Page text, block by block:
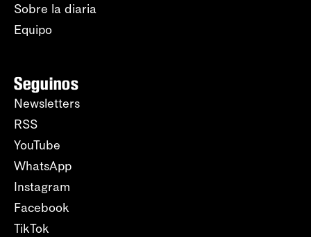
Sobre la diaria
Equipo
Seguinos
Newsletters
RSS
YouTube
WhatsApp
Instagram
Facebook
TikTok